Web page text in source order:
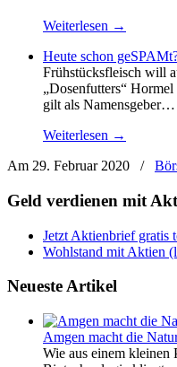
Weiterlesen →
Heute schon
Frühstücksfleisch will
„Dosenfutters“
gilt als Namensgeber…
Weiterlesen →
Am 29. Februar 2020
/
Geld verdienen mit
Jetzt Aktienbrief gratis
Wohlstand mit Aktien
Neueste Artikel
Amgen macht die
Wie aus einem kleinen